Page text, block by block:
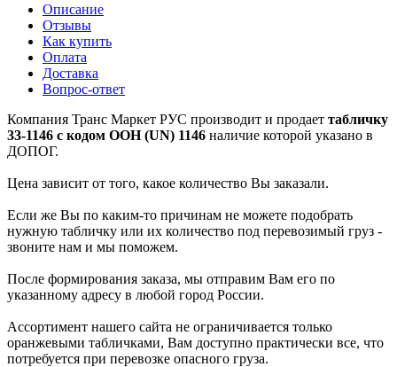
Описание
Отзывы
Как купить
Оплата
Доставка
Вопрос-ответ
Компания Транс Маркет РУС производит и продает табличку
33-1146 с кодом ООН (UN) 1146 наличие которой указано в
ДОПОГ.
Цена зависит от того, какое количество Вы заказали.
Если же Вы по каким-то причинам не можете подобрать
нужную табличку или их количество под перевозимый груз -
звоните нам и мы поможем.
После формирования заказа, мы отправим Вам его по
указанному адресу в любой город России.
Ассортимент нашего сайта не ограничивается только
оранжевыми табличками, Вам доступно практически все, что
потребуется при перевозке опасного груза.